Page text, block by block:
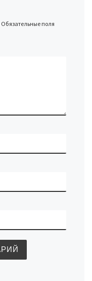
Обязательные поля